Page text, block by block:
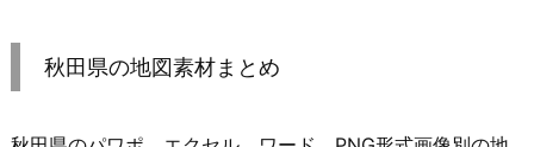
秋田県の地図素材まとめ